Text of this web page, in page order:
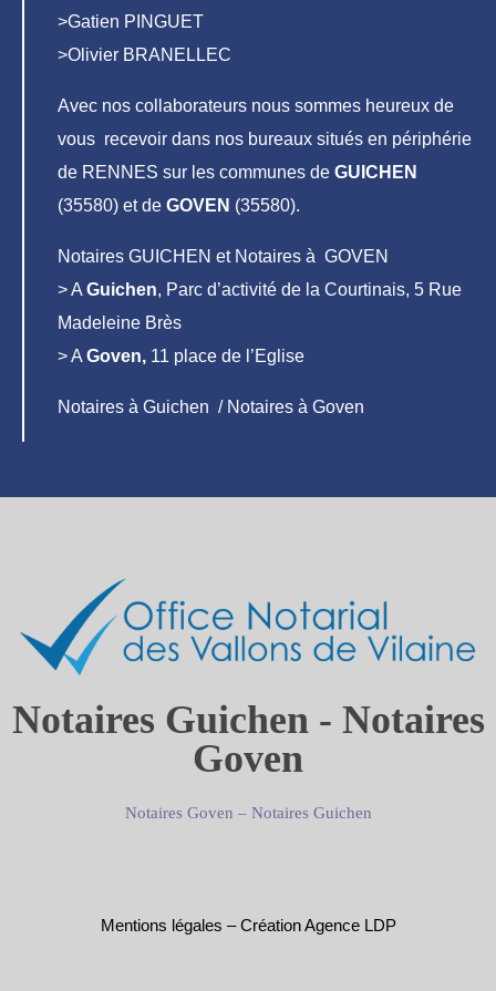
>Gatien PINGUET
>Olivier BRANELLEC
Avec nos collaborateurs nous sommes heureux de
vous recevoir dans nos bureaux situés en périphérie
de RENNES sur les communes de GUICHEN
(35580) et de GOVEN (35580).
Notaires GUICHEN et Notaires à GOVEN
> A Guichen, Parc d’activité de la Courtinais, 5 Rue
Madeleine Brès
> A Goven, 11 place de l’Eglise
Notaires à Guichen / Notaires à Goven
Notaires Guichen - Notaires
Goven
Notaires Goven – Notaires Guichen
Mentions légales –Création Agence LDP